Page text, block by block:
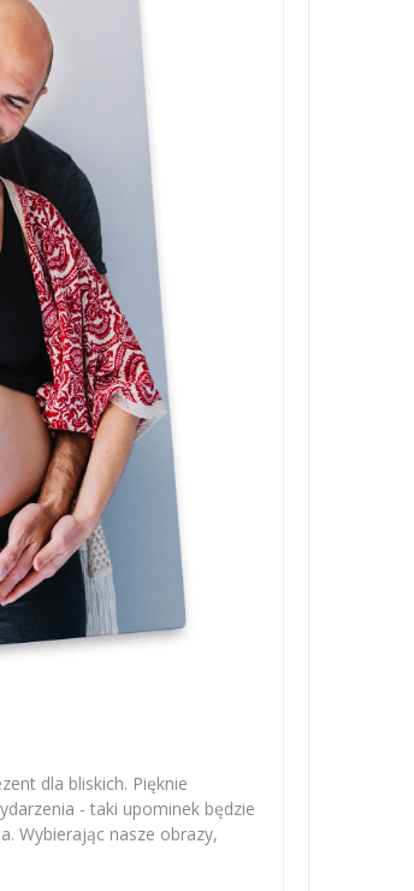
dla bliskich. Pięknie
- taki upominek będzie
Wybierając nasze obrazy,